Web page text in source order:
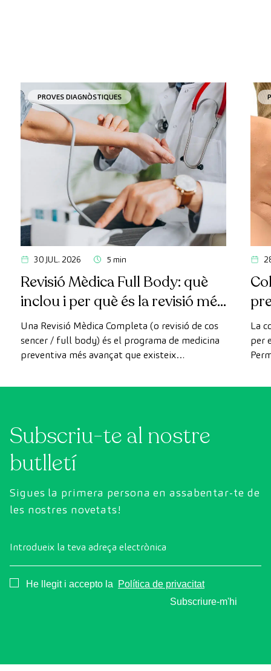
PROVES DIAGNÒSTIQUES
30 JUL. 2026 5 min
Revisió Mèdica Full Body: què
inclou i per què és la revisió més
avançada
Una Revisió Mèdica Completa (o revisió de cos
sencer / full body) és el programa de medicina
preventiva més avançat que existeix
convencionals, aquesta revisió utilitza la
l'estat dels òrgans vitals, el sistema vascular i el
cervell abans que apareguin els primers
símptomes.
La
per
Subscriu-te al nostre
butlletí
Sigues la primera persona en assabentar-te de
les nostres novetats!
Introdueix la teva adreça electrònica
Consentimiento
He llegit i accepto la
Política de privacitat
Subscriure-m'hi